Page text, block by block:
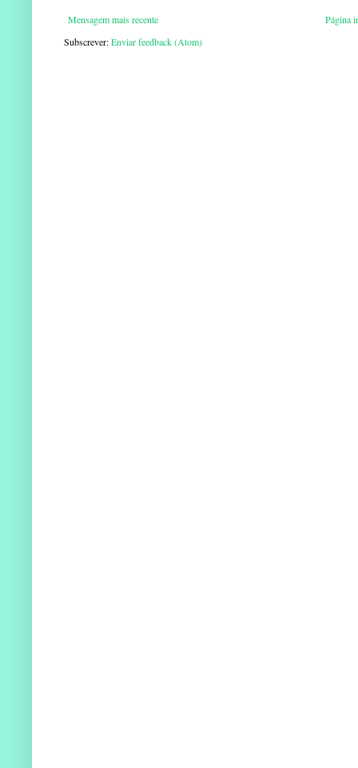
Mensagem mais recente
Página
Subscrever:Enviar feedback (Atom)